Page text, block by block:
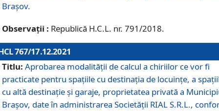
Braşov.
Observații : Republică H.C.L. nr. 791/2018.
767/17.12.2021
Titlu: Aprobarea modalității de calcul a chiriilor ce vor fi
practicate pentru spaţiile cu destinaţia de locuinţe, a
cu altă destinaţie şi garaje, proprietatea privată a
Braşov, date în administrarea Societăţii RIAL S.R.L.,